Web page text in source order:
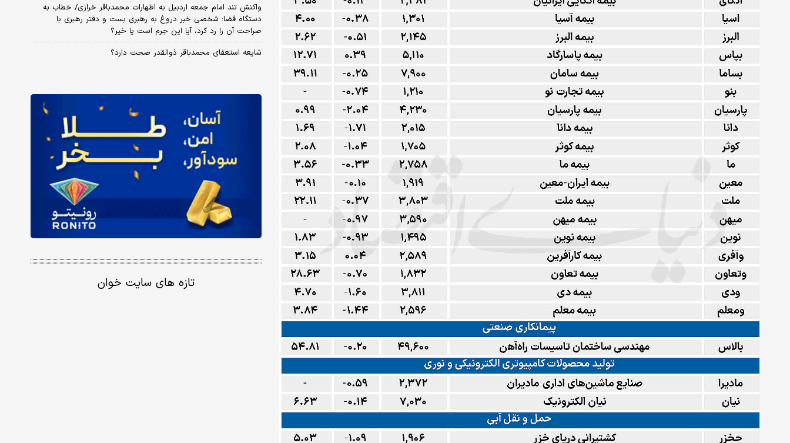
واکنش تند امام جمعه اردبیل به اظهارات محمدباقر خرازی/ خطاب به
دستگاه قضا: شخصی خبر دروغ به رهبری بست و دفتر رهبری با
صراحت آن را رد کرد، آیا این جرم است یا خیر؟
شایعه استعفای محمدباقر ذوالقدر صحت دارد؟
تازه های سایت خوان